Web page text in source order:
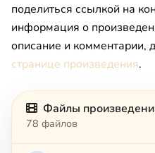
поделиться ссылкой на
информация о
описание и комментарии,
странице произведения.
Файлы
78 файлов